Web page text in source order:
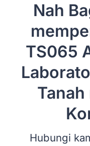
Nah
TS065
Hubungi